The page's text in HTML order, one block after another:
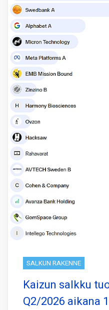
SALKUN RAKENNE
Kaizun salkku
Q2/2026 aikana